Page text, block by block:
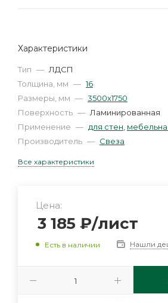
Характеристики
Тип — ЛДСП
Толщина, мм — 16
Размеры, мм — 3500х1750
Поверхность — Ламинированная
Применение — для стен
Производитель — Свеза
Все характеристики
Цена:
3 185 ₽/лист
Есть в наличии Нашли